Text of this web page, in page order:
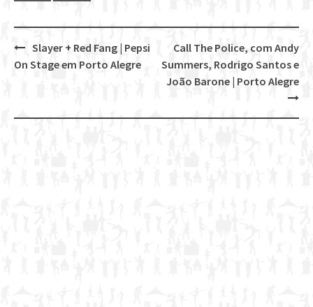
Post
Call The Police, com Andy
Summers, Rodrigo Santos e
João Barone | Porto Alegre
Slayer + Red Fang | Pepsi
On Stage em Porto Alegre